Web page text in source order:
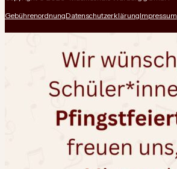
GebührenordnungDatenschutzerklärungImpressum